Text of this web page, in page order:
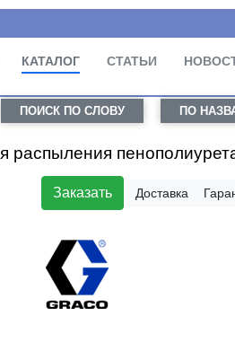
КАТАЛОГ СТАТЬИ
ПОИСК ПО СЛОВУ ПО
распыления
Заказать Доставка